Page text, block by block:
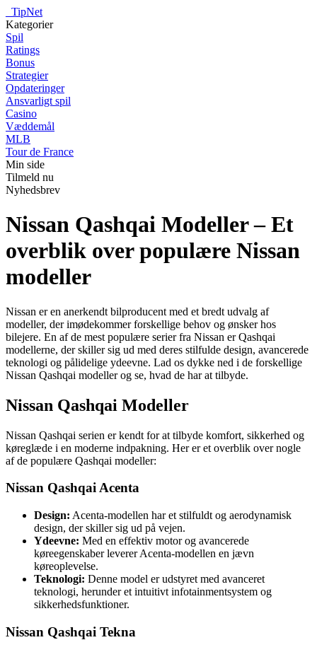
TipNet
Kategorier
Spil
Ratings
Bonus
Strategier
Opdateringer
Ansvarligt spil
Casino
Væddemål
MLB
Tour de France
Min side
Tilmeld nu
Nyhedsbrev
Nissan Qashqai Modeller – Et
overblik over populære Nissan
modeller
Nissan er en anerkendt bilproducent med et bredt udvalg af
modeller, der imødekommer forskellige behov og ønsker hos
bilejere. En af de mest populære serier fra Nissan er Qashqai
modellerne, der skiller sig ud med deres stilfulde design, avancerede
teknologi og pålidelige ydeevne. Lad os dykke ned i de forskellige
Nissan Qashqai modeller og se, hvad de har at tilbyde.
Nissan Qashqai Modeller
Nissan Qashqai serien er kendt for at tilbyde komfort, sikkerhed og
køreglæde i en moderne indpakning. Her er et overblik over nogle
af de populære Qashqai modeller:
Nissan Qashqai Acenta
Design: Acenta-modellen har et stilfuldt og aerodynamisk
design, der skiller sig ud på vejen.
Ydeevne: Med en effektiv motor og avancerede
køreegenskaber leverer Acenta-modellen en jævn
køreoplevelse.
Teknologi: Denne model er udstyret med avanceret
teknologi, herunder et intuitivt infotainmentsystem og
sikkerhedsfunktioner.
Nissan Qashqai Tekna